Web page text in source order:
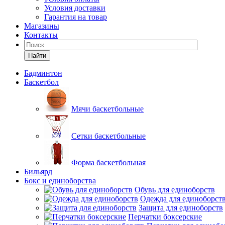
Условия доставки
Гарантия на товар
Магазины
Контакты
Найти
Бадминтон
Баскетбол
Мячи баскетбольные
Сетки баскетбольные
Форма баскетбольная
Бильярд
Бокс и единоборства
Обувь для единоборств
Одежда для
Защита для единоборств
Перчатки боксерские